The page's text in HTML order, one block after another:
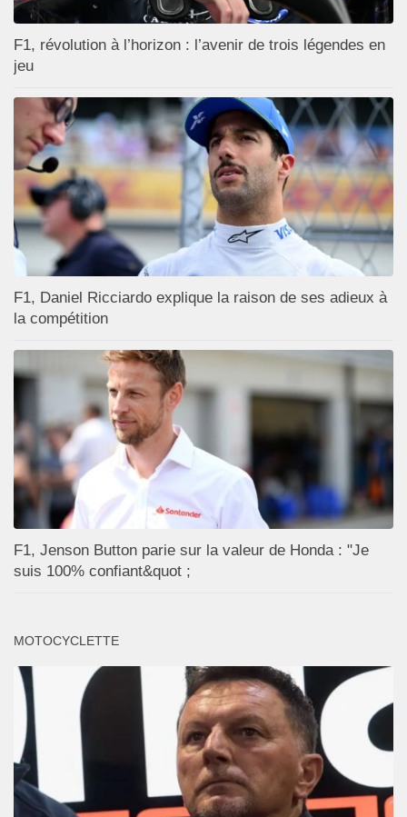
F1, révolution à l’horizon : l’avenir de trois légendes en
jeu
F1, Daniel Ricciardo explique la raison de ses adieux à
la compétition
F1, Jenson Button parie sur la valeur de Honda : "Je
suis 100% confiant&quot ;
MOTOCYCLETTE